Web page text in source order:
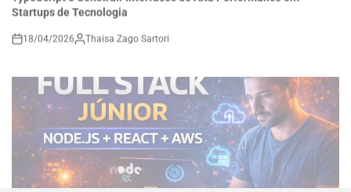
on
18/04/2026 Thaisa Zago Sartori